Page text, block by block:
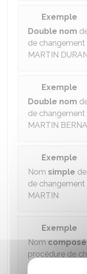
Exemple
Double nom
de
MARTIN
Exemple
Double nom
de
MARTIN
Exemple
Nom simple
de
MARTIN
Exemple
Nomcomposé
procédure de
père adoptif :